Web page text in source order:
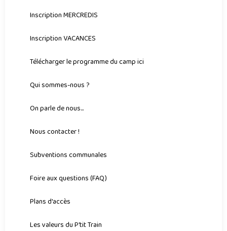
Inscription MERCREDIS
Inscription VACANCES
Télécharger le programme du camp ici
Qui sommes-nous ?
On parle de nous...
Nous contacter !
Subventions communales
Foire aux questions (FAQ)
Plans d'accès
Les valeurs du P'tit Train